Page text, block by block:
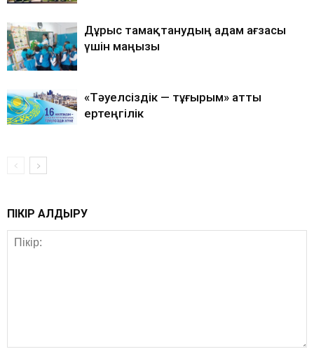
Дұрыс тамақтанудың адам ағзасы
үшін маңызы
«Тәуелсіздік — тұғырым» атты
ертеңгілік
ПІКІР ҚАЛДЫРУ